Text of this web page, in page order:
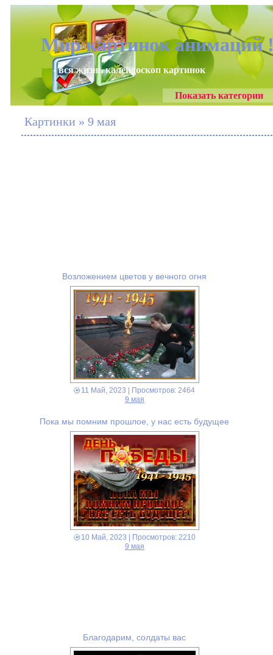
Мир картинок анимаций
- вся жизнь калейдоскоп картинок
Показать категории
Картинки » 9 мая
Возложением цветов у вечного огня
11 Май, 2023 | Просмотров: 2464
9 мая
Пока мы помним прошлое, у нас есть будущее
10 Май, 2023 | Просмотров: 2210
9 мая
Благодарим, солдаты вас